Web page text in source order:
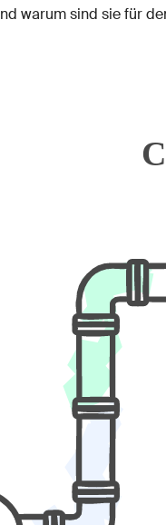
warum sind sie für